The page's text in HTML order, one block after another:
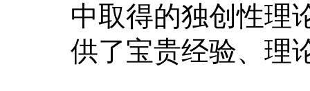
中取得的独创性理
供了宝贵经验、理